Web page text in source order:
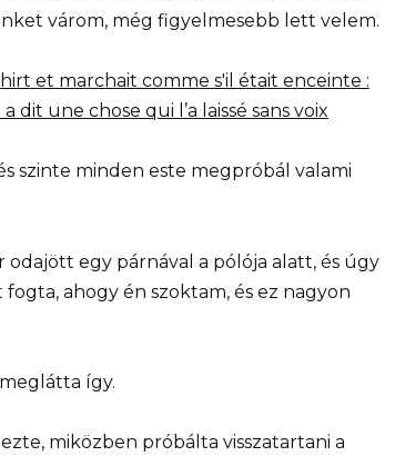
várom, még figyelmesebb lett velem.
szinte minden este megpróbál valami
egy párnával a pólója alatt, és úgy
ahogy én szoktam, és ez nagyon
így.
miközben próbálta visszatartani a